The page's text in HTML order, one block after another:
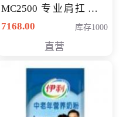
MC2500 专业肩扛式存
储卡全高清摄录一体机
清入门级摄像机
7168.00 库存1000
直营